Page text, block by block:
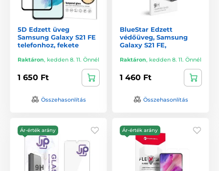
5D Edzett üveg
Samsung Galaxy S21 FE
telefonhoz, fekete
Raktáron, kedden 8. 11. Önnél
1 650 Ft
Összehasonlítás
BlueStar Edzett
védőüveg, Samsung
Galaxy S21 FE,
Raktáron, kedden 8. 11. Önnél
1 460 Ft
Összehasonlítás
Ár-érték arány Ár-érték arány